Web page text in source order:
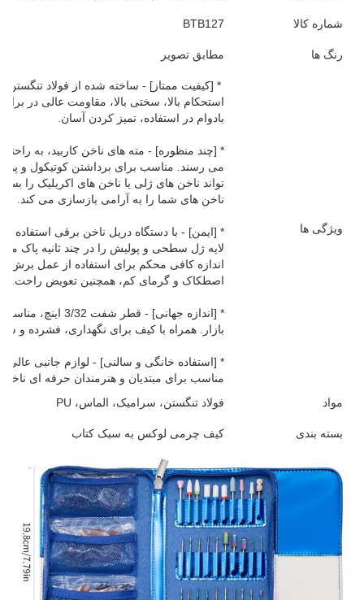
شماره کالا BTB127
رنگ ها مطابق تصویر
ویژگی ها
* [کیفیت ممتاز] - ساخته شده از فولاد تنگستن
استحکام بالا، سختی بالا، مقاومت عالی در
بادوام در استفاده، تمیز کردن آسان.
* [چند منظوره] - مته های ناخن کاربید، به
می رسند. مناسب برای برداشتن کوتیکول و
تواند ناخن های ژلی یا ناخن های اکریلیک را
ناخن های شما را به آرامی بازسازی می کند.
* [ایمن] - با دستگاه دریل ناخن برقی
لایه ژل سطحی و پولیش را در چند ثانیه پاک
اندازه کافی محکم برای استفاده از عمل برش
اصطکاک و گرمای کم، همچنین تعویض راحت.
* [اندازه جهانی] -
بازار. همراه با کیف برای نگهداری، فشرده و
* [استفاده خانگی و سالنی] - لوازم جانبی عالی
مناسب برای مبتدیان و هنرمندان حرفه ای ناخن.
مواد
فولاد تنگستن، سرامیک، الماس، PU
بسته بندی کیف چرمی لوکس به سبک کتاب